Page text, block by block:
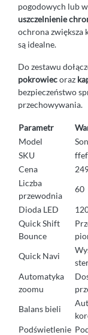
pogodowych lub
uszczelnienie
ochrona zwiększa
są idealne.
Do zestawu
pokrowiecoraz
bezpieczeństwo
przechowywania.
Parametr
Model
SKU
Cena
Liczba
przewodnia
60
Dioda LED
Quick Shift
Bounce
Quick Navi
Automatyka
zoomu
Balans bieli
Podświetlenie